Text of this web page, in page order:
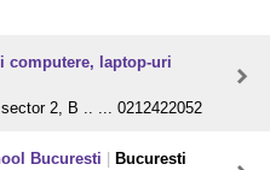
computere, laptop-uri
2, B .. ... 0212422052
Bucuresti
Bucuresti